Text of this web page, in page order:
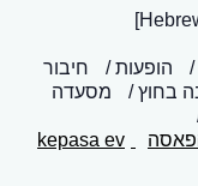
הופעות
חיבור
בחוץ
מסעדה
ev